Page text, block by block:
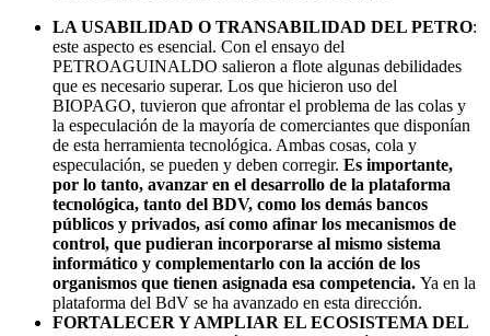
LA USABILIDAD O TRANSABILIDAD DEL PETRO:
este aspecto es esencial. Con el ensayo del
PETROAGUINALDO salieron a flote algunas debilidades
que es necesario superar. Los que hicieron uso del
BIOPAGO, tuvieron que afrontar el problema de las colas y
la especulación de la mayoría de comerciantes que disponían
de esta herramienta tecnológica. Ambas cosas, cola y
especulación, se pueden y deben corregir. Es importante,
por lo tanto, avanzar en el desarrollo de la plataforma
tecnológica, tanto del BDV, como los demás bancos
públicos y privados, así como afinar los mecanismos de
control, que pudieran incorporarse al mismo sistema
informático y complementarlo con la acción de los
organismos que tienen asignada esa competencia. Ya en la
plataforma del BdV se ha avanzado en esta dirección.
FORTALECER Y AMPLIAR EL ECOSISTEMA DEL